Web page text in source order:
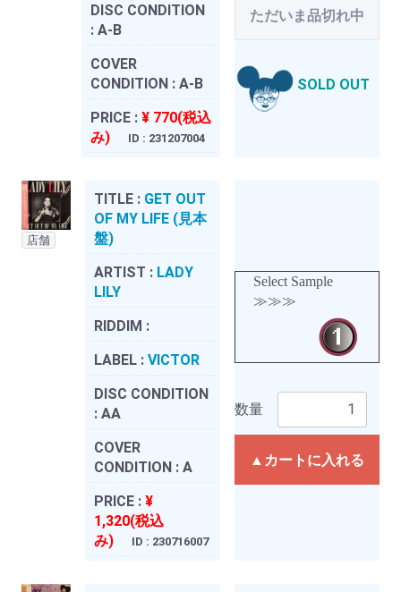
DISC CONDITION
: A-B
COVER
CONDITION : A-B
PRICE : ¥ 770(税込
み)
ID : 231207004
ただいま品切れ中
SOLD OUT
店舗
TITLE : GET OUT
OF MY LIFE (見本
盤)
ARTIST : LADY
LILY
RIDDIM :
LABEL : VICTOR
DISC CONDITION
: AA
COVER
CONDITION : A
PRICE : ¥
1,320(税込
み)
ID : 230716007
Select Sample
≫≫≫
数量
▲カートに入れる